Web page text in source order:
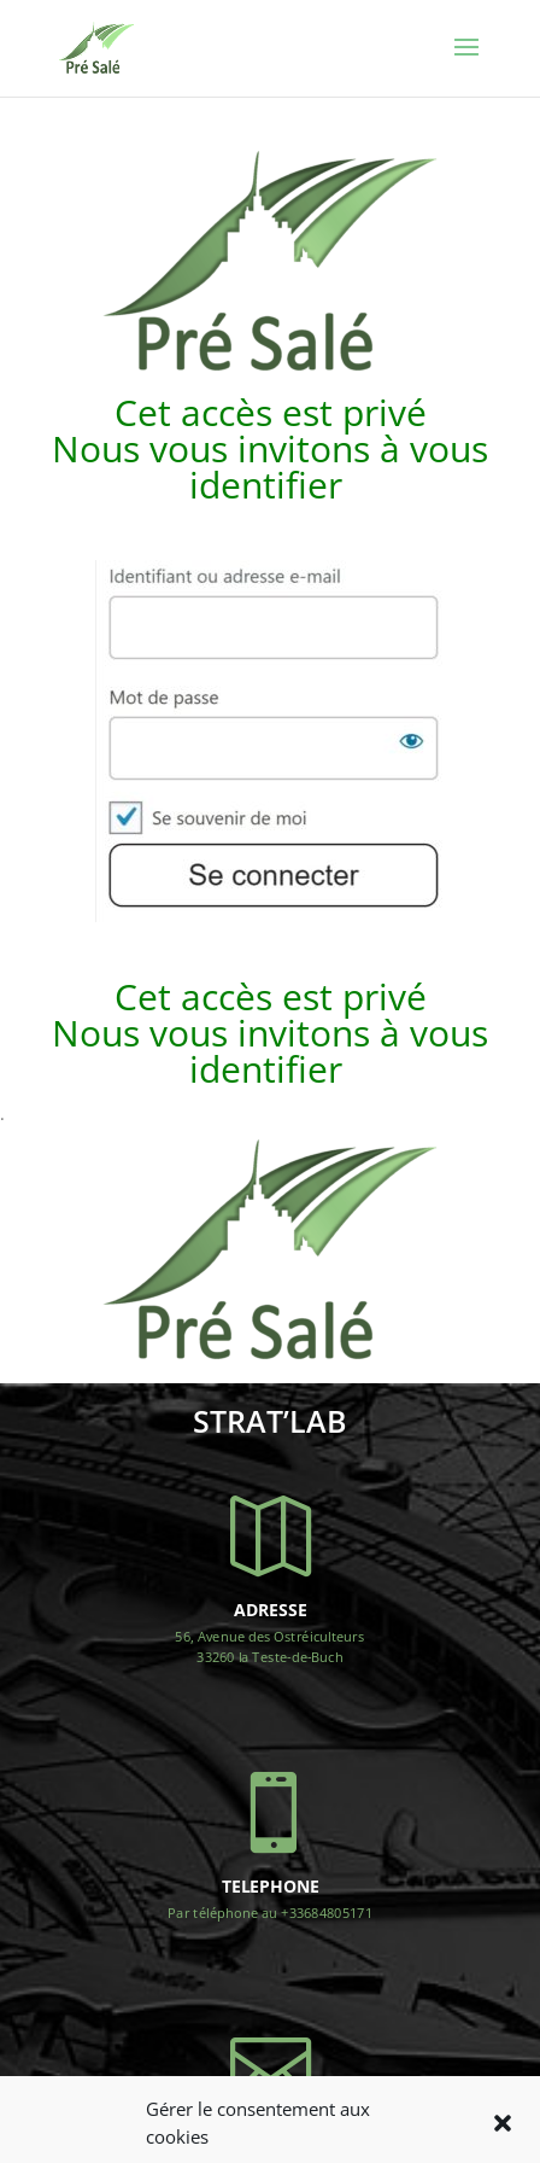
Gérer le consentement aux
cookies
Cet accès est privé
Nous vous invitons à vous
identifier
Cet accès est privé
Nous vous invitons à vous
identifier
.
STRAT’LAB

ADRESSE
56, Avenue des Ostréiculteurs
33260 la Teste-de-Buch

TELEPHONE
Par téléphone au +33684805171

NOUS CONTACTER